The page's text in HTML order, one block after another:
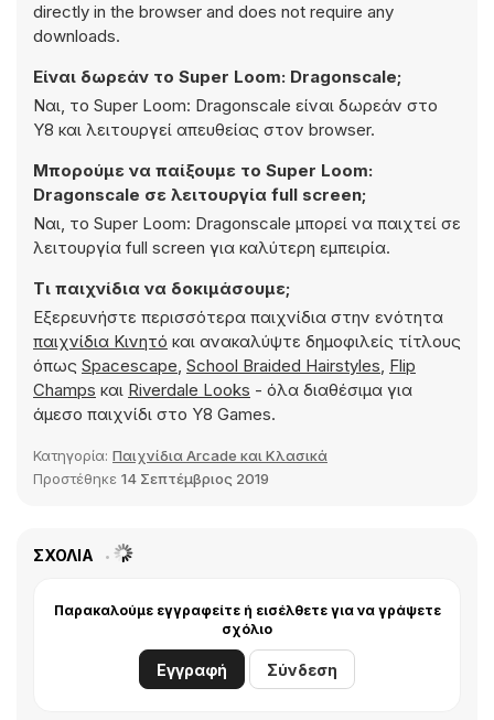
directly in the browser and does not require any
downloads.
Είναι δωρεάν το Super Loom: Dragonscale;
Ναι, το Super Loom: Dragonscale είναι δωρεάν στο
Y8 και λειτουργεί απευθείας στον browser.
Μπορούμε να παίξουμε το Super Loom:
Dragonscale σε λειτουργία full screen;
Ναι, το Super Loom: Dragonscale μπορεί να παιχτεί σε
λειτουργία full screen για καλύτερη εμπειρία.
Τι παιχνίδια να δοκιμάσουμε;
Εξερευνήστε περισσότερα παιχνίδια στην ενότητα
παιχνίδια Κινητό και ανακαλύψτε δημοφιλείς τίτλους
όπως Spacescape, School Braided Hairstyles, Flip
Champs και Riverdale Looks - όλα διαθέσιμα για
άμεσο παιχνίδι στο Y8 Games.
Κατηγορία: Παιχνίδια Arcade και Κλασικά
Προστέθηκε 14 Σεπτέμβριος 2019
ΣΧΌΛΙΑ
Παρακαλούμε εγγραφείτε ή εισέλθετε για να γράψετε
σχόλιο
Εγγραφή Σύνδεση